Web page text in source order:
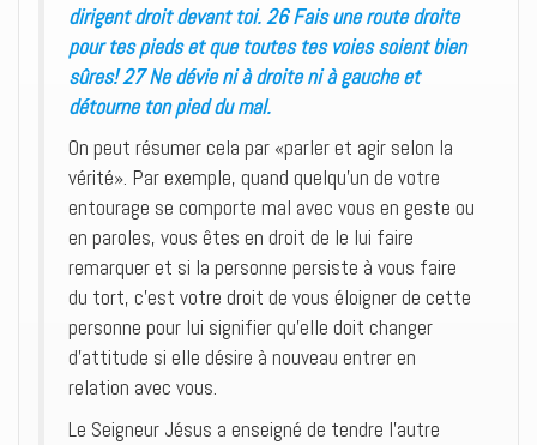
dirigent droit devant toi. 26 Fais une route droite
pour tes pieds et que toutes tes voies soient bien
sûres! 27 Ne dévie ni à droite ni à gauche et
détourne ton pied du mal.
On peut résumer cela par «parler et agir selon la
vérité». Par exemple, quand quelqu’un de votre
entourage se comporte mal avec vous en geste ou
en paroles, vous êtes en droit de le lui faire
remarquer et si la personne persiste à vous faire
du tort, c’est votre droit de vous éloigner de cette
personne pour lui signifier qu’elle doit changer
d’attitude si elle désire à nouveau entrer en
relation avec vous.
Le Seigneur Jésus a enseigné de tendre l’autre